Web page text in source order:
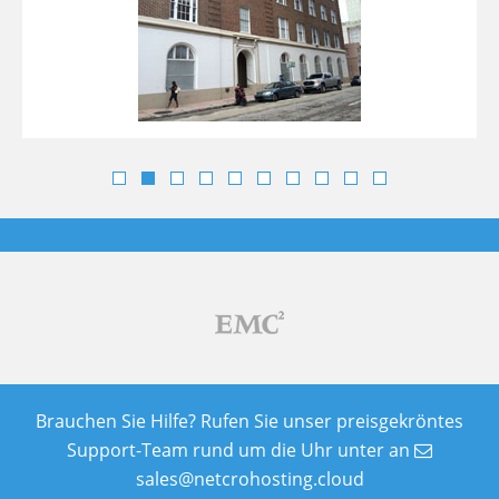
Brauchen Sie Hilfe? Rufen Sie unser preisgekröntes
Support-Team rund um die Uhr unter an
sales@netcrohosting.cloud